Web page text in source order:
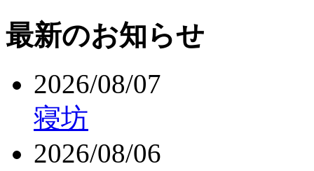
最新のお知らせ
2026/08/07
寝坊
2026/08/06